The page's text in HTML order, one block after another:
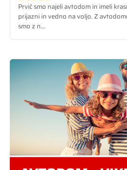
Prvič smo najeli avtodom in imeli
prijazni in vedno na voljo. Z
smo z n…